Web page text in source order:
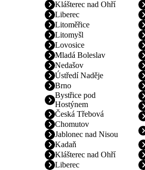
Klášterec nad Ohří
Liberec
Litoměřice
Litomyšl
Lovosice
Mladá Boleslav
Nedašov
Ústředí Naděje
Brno
Bystřice pod
Hostýnem
Česká Třebová
Chomutov
Jablonec nad Nisou
Kadaň
Klášterec nad Ohří
Liberec